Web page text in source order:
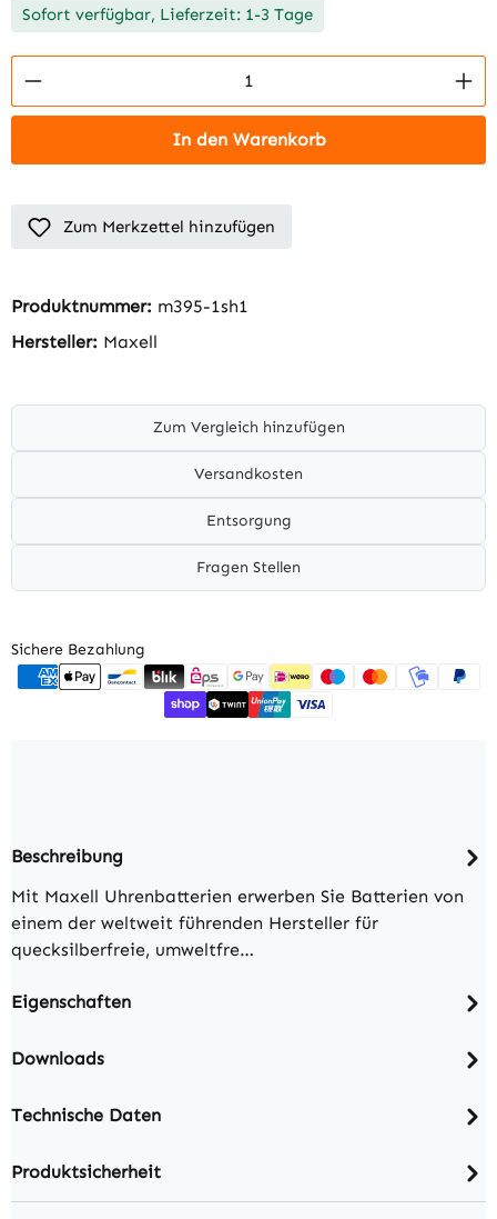
Sofort verfügbar, Lieferzeit: 1-3 Tage
Produkt Anzahl: Gib den gewünschten
In den Warenkorb
Zum Merkzettel hinzufügen
Produktnummer: m395-1sh1
Hersteller: Maxell
Zum Vergleich hinzufügen
Versandkosten
Entsorgung
Fragen Stellen
Sichere Bezahlung
Beschreibung
Mit Maxell Uhrenbatterien erwerben Sie Batterien von
einem der weltweit führenden Hersteller für
quecksilberfreie, umweltfre…
Eigenschaften
Downloads
Technische Daten
Produktsicherheit